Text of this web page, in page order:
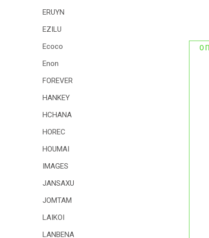
ERUYN
EZILU
Ecoco
Enon
FOREVER
HANKEY
HCHANA
HOREC
HOUMAI
IMAGES
JANSAXU
JOMTAM
LAIKOI
LANBENA